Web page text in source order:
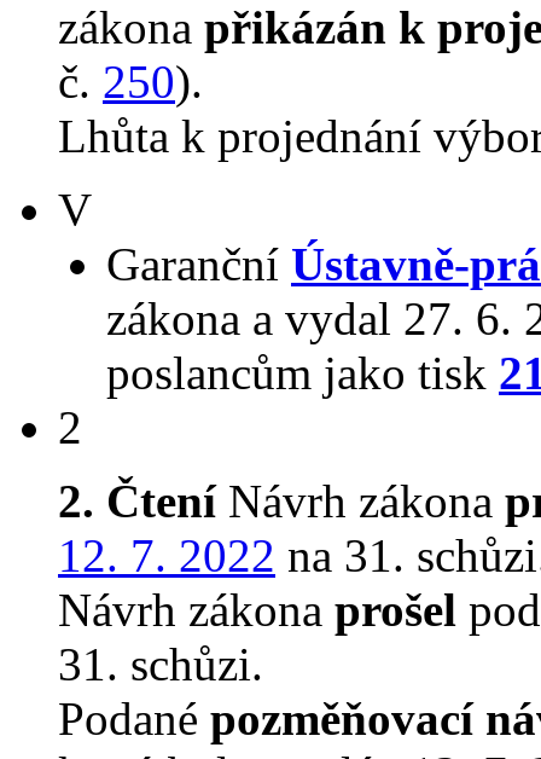
zákona přikázán k
č. 250).
Lhůta k projednání
V
Garanční Ústavně-
zákona a vydal 27. 6.
poslancům jako tisk
2
2. ČteníNávrh zákona
12. 7. 2022 na 31.
Návrh zákona prošel
31. schůzi.
Podané pozměňovací